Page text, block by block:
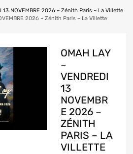
13 NOVEMBRE 2026 – Zénith Paris – La Villette
2026 – Zénith Paris – La Villette
OMAH LAY
–
VENDREDI
13
NOVEMBR
E 2026 –
ZÉNITH
PARIS – LA
VILLETTE